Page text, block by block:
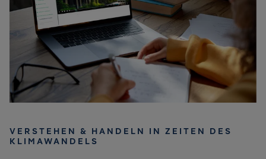
VERSTEHEN & HANDELN IN ZEITEN DES
KLIMAWANDELS